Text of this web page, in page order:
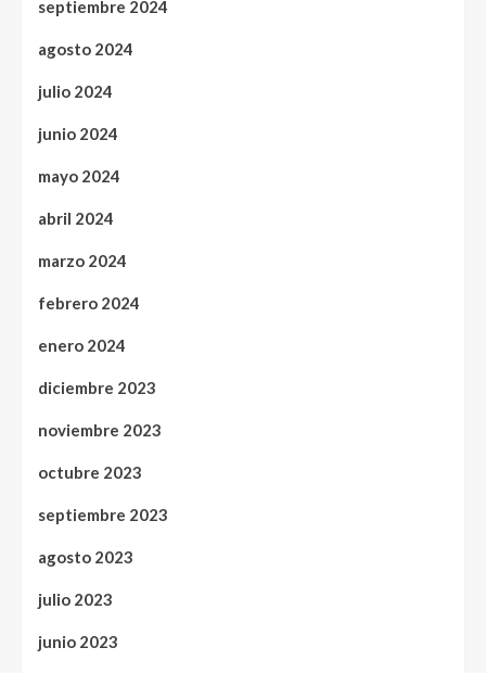
septiembre 2024
agosto 2024
julio 2024
junio 2024
mayo 2024
abril 2024
marzo 2024
febrero 2024
enero 2024
diciembre 2023
noviembre 2023
octubre 2023
septiembre 2023
agosto 2023
julio 2023
junio 2023